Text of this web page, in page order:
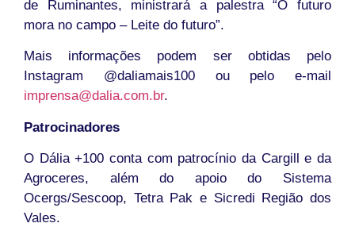
de Ruminantes, ministrará a palestra “O futuro
mora no campo – Leite do futuro”.
Mais informações podem ser obtidas pelo
Instagram @daliamais100 ou pelo e-mail
imprensa@dalia.com.br.
Patrocinadores
O Dália +100 conta com patrocínio da Cargill e da
Agroceres, além do apoio do Sistema
Ocergs/Sescoop, Tetra Pak e Sicredi Região dos
Vales.